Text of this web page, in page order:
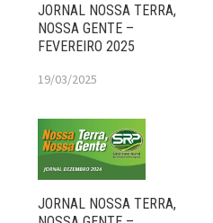
JORNAL NOSSA TERRA,
NOSSA GENTE –
FEVEREIRO 2025
19/03/2025
JORNAL NOSSA TERRA,